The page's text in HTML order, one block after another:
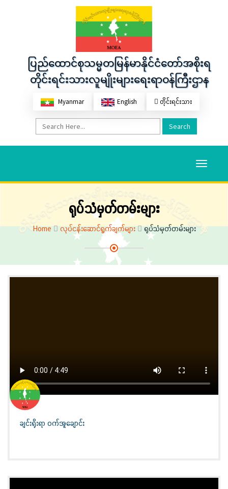
ပြည်ထောင်စုသမ္မတမြန်မာနိုင်ငံတော်အစိုးရ
တိုင်းရင်းသားလူမျိုးများရေးရာဝန်ကြီးဌာန
Myanmar English တိုင်းရင်းသား
Search
Toggle
ရုပ်သံမှတ်တမ်းများ
Home လုပ်ငန်းဆောင်ရွက်ချက်များ ရုပ်သံမှတ်တမ်းများ
ချင်းရိုးရာ ဝက်အူချောင်း